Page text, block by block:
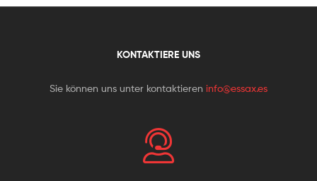
KONTAKTIERE UNS
Sie können uns unter kontaktieren info@essax.es